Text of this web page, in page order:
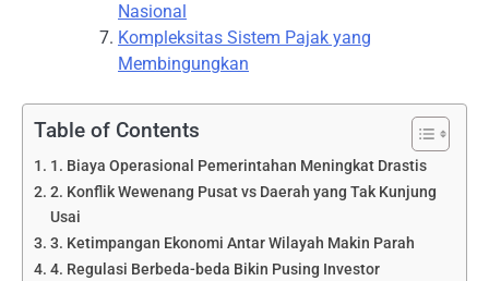
Nasional
Kompleksitas Sistem Pajak yang
Membingungkan
Table of Contents
1. Biaya Operasional Pemerintahan Meningkat Drastis
2. Konflik Wewenang Pusat vs Daerah yang Tak Kunjung
Usai
3. Ketimpangan Ekonomi Antar Wilayah Makin Parah
4. Regulasi Berbeda-beda Bikin Pusing Investor